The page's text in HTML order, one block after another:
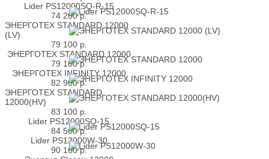
Lider PS12000SQ-R-15
74 200р.
ЭНЕРГОТЕХ STANDARD 12000
(LV)
79 100 р.
ЭНЕРГОТЕХ STANDARD 12000
79 100р.
ЭНЕРГОТЕХ INFINITY 12000
82 900р.
ЭНЕРГОТЕХ STANDARD
12000(HV)
83 100 р.
Lider PS12000SQ-15
84 560р.
Lider PS12000W-30
90 160р.